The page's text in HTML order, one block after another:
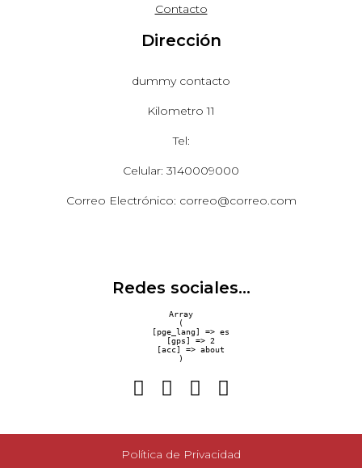
Contacto
Dirección
dummy contacto
Kilometro 11
Tel:
Celular: 3140009000
Correo Electrónico: correo@correo.com
Redes sociales...
Array
(
    [pge_lang] => es
    [gps] => 2
    [acc] => about
Política de Privacidad